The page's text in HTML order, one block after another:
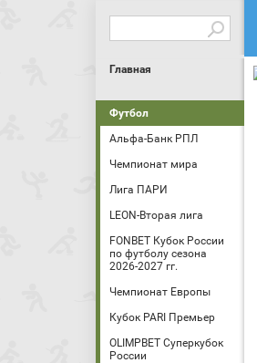
Главная
Футбол
Альфа-Банк РПЛ
Чемпионат мира
Лига ПАРИ
LEON-Вторая лига
FONBET Кубок России
по футболу сезона
2026-2027 гг.
Чемпионат Европы
Кубок PARI Премьер
OLIMPBET Суперкубок
России